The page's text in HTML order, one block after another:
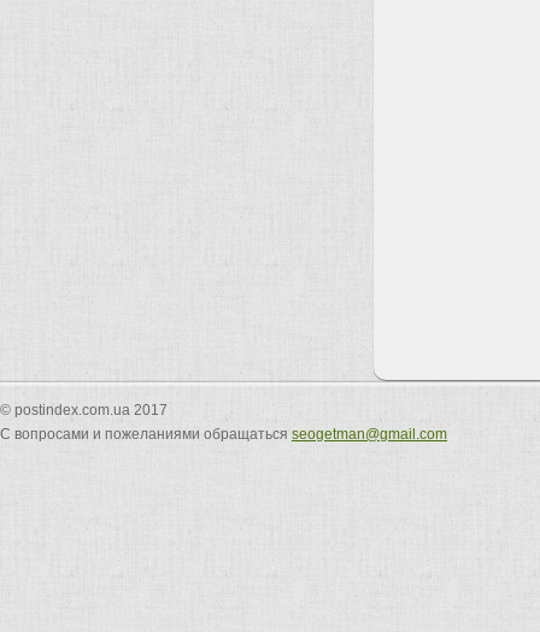
© postindex.com.ua 2017
С вопросами и пожеланиями обращаться seogetman@gmail.com